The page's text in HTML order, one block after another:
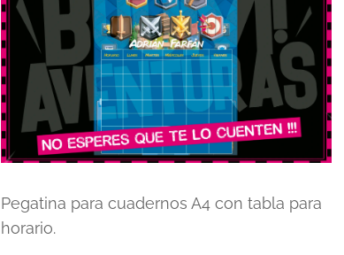
Pegatina para cuadernos A4 con tabla para
horario.